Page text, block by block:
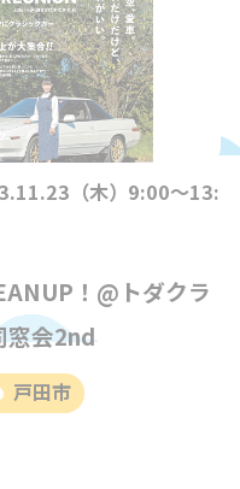
（木）9:00～13:
！@トダクラ
窓会2nd
戸田市